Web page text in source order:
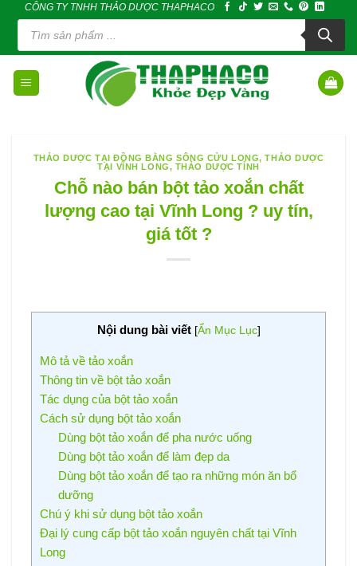
content
CÔNG TY TNHH THẢO DƯỢC THAPHACO
Tìm
kiếm
phẩm
THẢO DƯỢC TẠI ĐỒNG BẰNG SÔNG CỬU LONG,THẢO DƯỢC
TẠI VĨNH LONG, THẢO DƯỢC TỈNH
Chỗ nào bán bột tảo xoắn chất
lượng cao tại Vĩnh Long ? uy tín,
giá tốt ?
Nội dung bài viết [Ẩn Mục Lục]
Mô tả về tảo xoắn
Thông tin về bột tảo xoắn
Tác dụng của bột tảo xoắn
Cách sử dụng bột tảo xoắn
Dùng bột tảo xoắn để pha nước uống
Dùng bột tảo xoắn để làm đẹp da
Dùng bột tảo xoắn để tạo ra những món ăn bổ
dưỡng
Chú ý khi sử dụng bột tảo xoắn
Đại lý cung cấp bột tảo xoắn nguyên chất tại Vĩnh
Long